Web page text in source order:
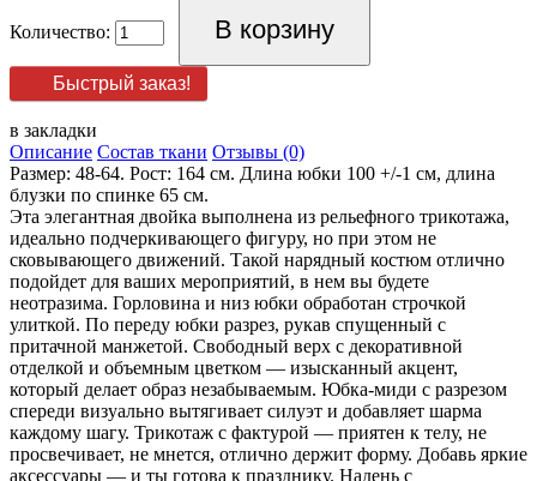
Количество:
Быстрый заказ!
в закладки
Описание Состав ткани Отзывы (0)
Размер: 48-64. Рост: 164 см. Длина юбки 100 +/-1 см, длина
блузки по спинке 65 см.
Эта элегантная двойка выполнена из рельефного трикотажа,
идеально подчеркивающего фигуру, но при этом не
сковывающего движений. Такой нарядный костюм отлично
подойдет для ваших мероприятий, в нем вы будете
неотразима. Горловина и низ юбки обработан строчкой
улиткой. По переду юбки разрез, рукав спущенный с
притачной манжетой. Свободный верх с декоративной
отделкой и объемным цветком — изысканный акцент,
который делает образ незабываемым. Юбка-миди с разрезом
спереди визуально вытягивает силуэт и добавляет шарма
каждому шагу. Трикотаж с фактурой — приятен к телу, не
просвечивает, не мнется, отлично держит форму. Добавь яркие
аксессуары — и ты готова к празднику. Надень с